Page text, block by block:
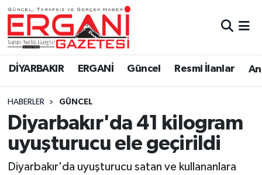
DİYARBAKIR ERGANİ Güncel Resmi İlanlar
HABERLER GÜNCEL
Diyarbakır'da 41 kilogram
uyuşturucu ele geçirildi
Diyarbakır'da uyuşturucu satan ve kullananlara
DİYARBAKIR
BİSMİL
BAĞLAR
ERGANİ
Güncel
Eği̇ti̇m
Resmi İlanlar
Ergani Nöbetçi Eczaneler
Ergani Hava Durumu
Ergani Trafik Yoğunluk Haritası
Süper Lig Puan Durumu ve Fikstür
Tüm Manşetler